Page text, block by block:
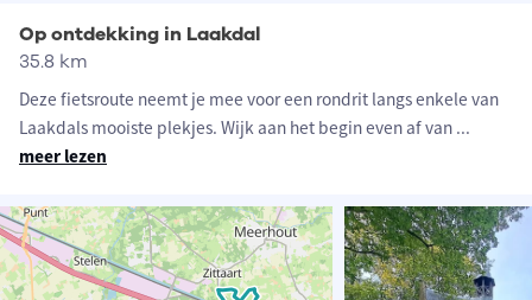
Op ontdekking in Laakdal
35.8 km
Deze fietsroute neemt je mee voor een rondrit langs enkele van
Laakdals mooiste plekjes. Wijk aan het begin even af van ...
meer lezen